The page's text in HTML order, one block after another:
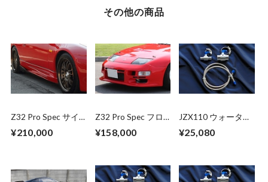
その他の商品
Z32 Pro Spec サイ
ッター (2seat)
¥210,000
Z32 Pro Spec フロ
ラー Type-R(一体型)
¥158,000
JZX110 ウォーター
¥25,080